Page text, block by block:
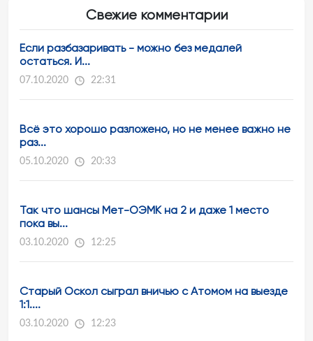
Свежие комментарии
Если разбазаривать - можно без медалей
остаться. И...
07.10.2020 22:31
Всё это хорошо разложено, но не менее важно не
раз...
05.10.2020 20:33
Так что шансы Мет-ОЭМК на 2 и даже 1 место
пока вы...
03.10.2020 12:25
Старый Оскол сыграл вничью с Атомом на выезде
1:1....
03.10.2020 12:23